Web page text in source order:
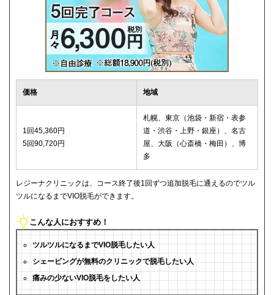
価格 地域
1回45,360円
5回90,720円
札幌、東京（池袋・新宿・表参
道・渋谷・上野・銀座）、名古
屋、大阪（心斎橋・梅田）、博
多
レジーナクリニックは、コース終了後1回ずつ追加脱毛に通えるのでツル
ツルになるまでVIO脱毛ができます。
こんな人におすすめ！
ツルツルになるまでVIO脱毛したい人
シェービングが無料のクリニックで脱毛したい人
痛みの少ないVIO脱毛をしたい人